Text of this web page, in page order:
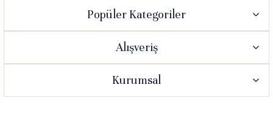
Popüler Kategoriler
Alışveriş
Kurumsal